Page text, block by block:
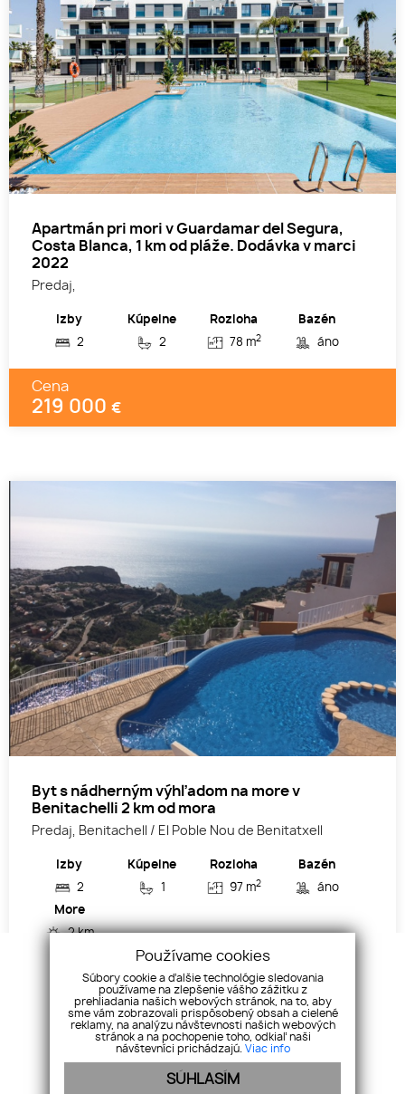
Apartmán pri mori v Guardamar del Segura,
Costa Blanca, 1 km od pláže. Dodávka v marci
2022
Predaj,
Izby
2
Kúpelne
2
Rozloha
78 m2
Bazén
áno
Cena
219 000 €
Byt s nádherným výhľadom na more v
Benitachelli 2 km od mora
Predaj, Benitachell / El Poble Nou de Benitatxell
Izby
2
Kúpelne
1
Rozloha
97 m2
Bazén
áno
More
2 km
210 000€
Používame cookies
Súbory cookie a ďalšie technológie sledovania
používame na zlepšenie vášho zážitku z
prehliadania našich webových stránok, na to, aby
sme vám zobrazovali prispôsobený obsah a cielené
reklamy, na analýzu návštevnosti našich webových
stránok a na pochopenie toho, odkiaľ naši
návštevníci prichádzajú. Viac info
SÚHLASÍM